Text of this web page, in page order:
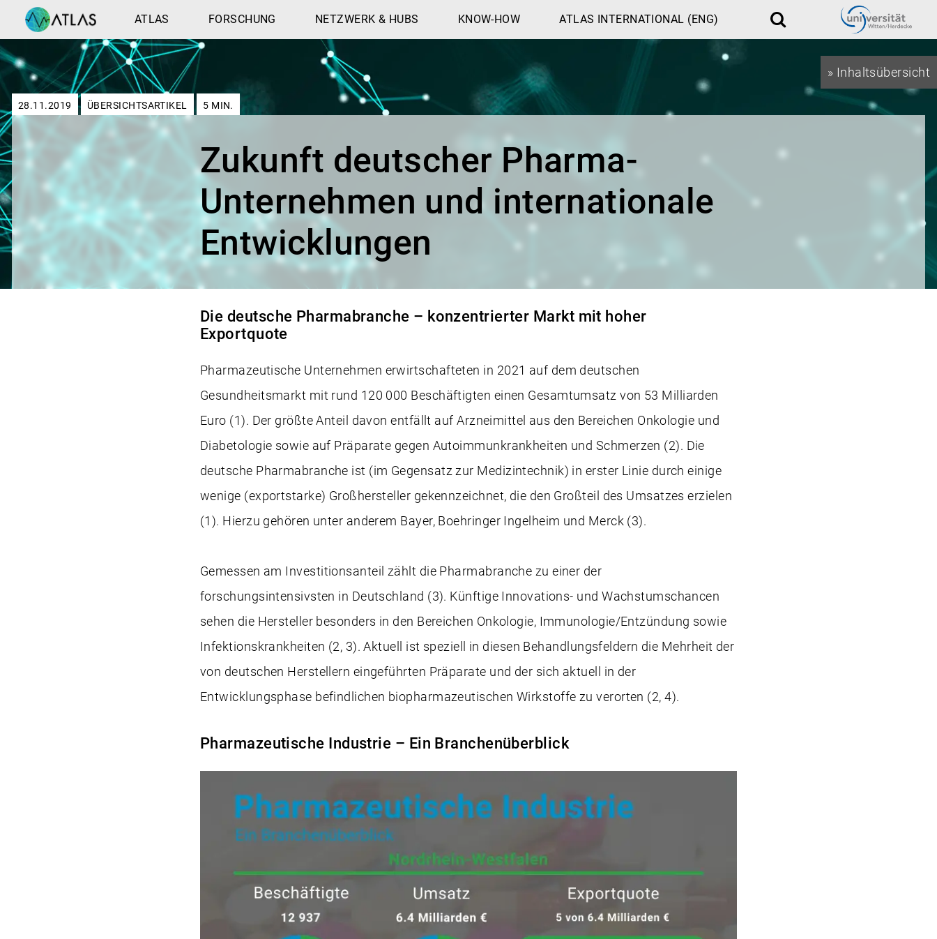
» Inhaltsübersicht
ATLAS FORSCHUNG NETZWERK & HUBS KNOW-HOW ATLAS INTERNATIONAL (ENG)
Suche
28.11.2019 ÜBERSICHTSARTIKEL 5 MIN.
Zukunft deutscher Pharma-
Unternehmen und internationale
Entwicklungen
Die deutsche Pharmabranche – konzentrierter Markt mit hoher
Exportquote
Pharmazeutische Unternehmen erwirtschafteten in 2021 auf dem deutschen
Gesundheitsmarkt mit rund 120 000 Beschäftigten einen Gesamtumsatz von 53 Milliarden
Euro (1). Der größte Anteil davon entfällt auf Arzneimittel aus den Bereichen Onkologie und
Diabetologie sowie auf Präparate gegen Autoimmunkrankheiten und Schmerzen (2). Die
deutsche Pharmabranche ist (im Gegensatz zur Medizintechnik) in erster Linie durch einige
wenige (exportstarke) Großhersteller gekennzeichnet, die den Großteil des Umsatzes erzielen
(1). Hierzu gehören unter anderem Bayer, Boehringer Ingelheim und Merck (3).
Gemessen am Investitionsanteil zählt die Pharmabranche zu einer der
forschungsintensivsten in Deutschland (3). Künftige Innovations- und Wachstumschancen
sehen die Hersteller besonders in den Bereichen Onkologie, Immunologie/Entzündung sowie
Infektionskrankheiten (2, 3). Aktuell ist speziell in diesen Behandlungsfeldern die Mehrheit der
von deutschen Herstellern eingeführten Präparate und der sich aktuell in der
Entwicklungsphase befindlichen biopharmazeutischen Wirkstoffe zu verorten (2, 4).
Pharmazeutische Industrie – Ein Branchenüberblick